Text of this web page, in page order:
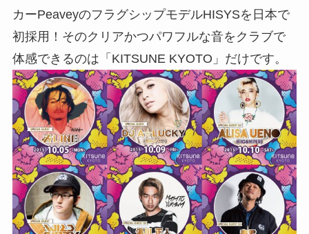
カーPeaveyのフラグシップモデルHISYSを日本で
初採用！そのクリアかつパワフルな音をクラブで
体感できるのは「KITSUNE KYOTO」だけです。